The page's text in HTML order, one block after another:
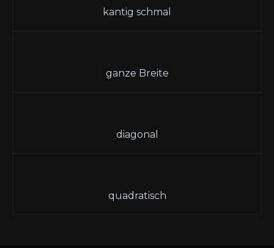
kantig schmal
ganze Breite
diagonal
quadratisch